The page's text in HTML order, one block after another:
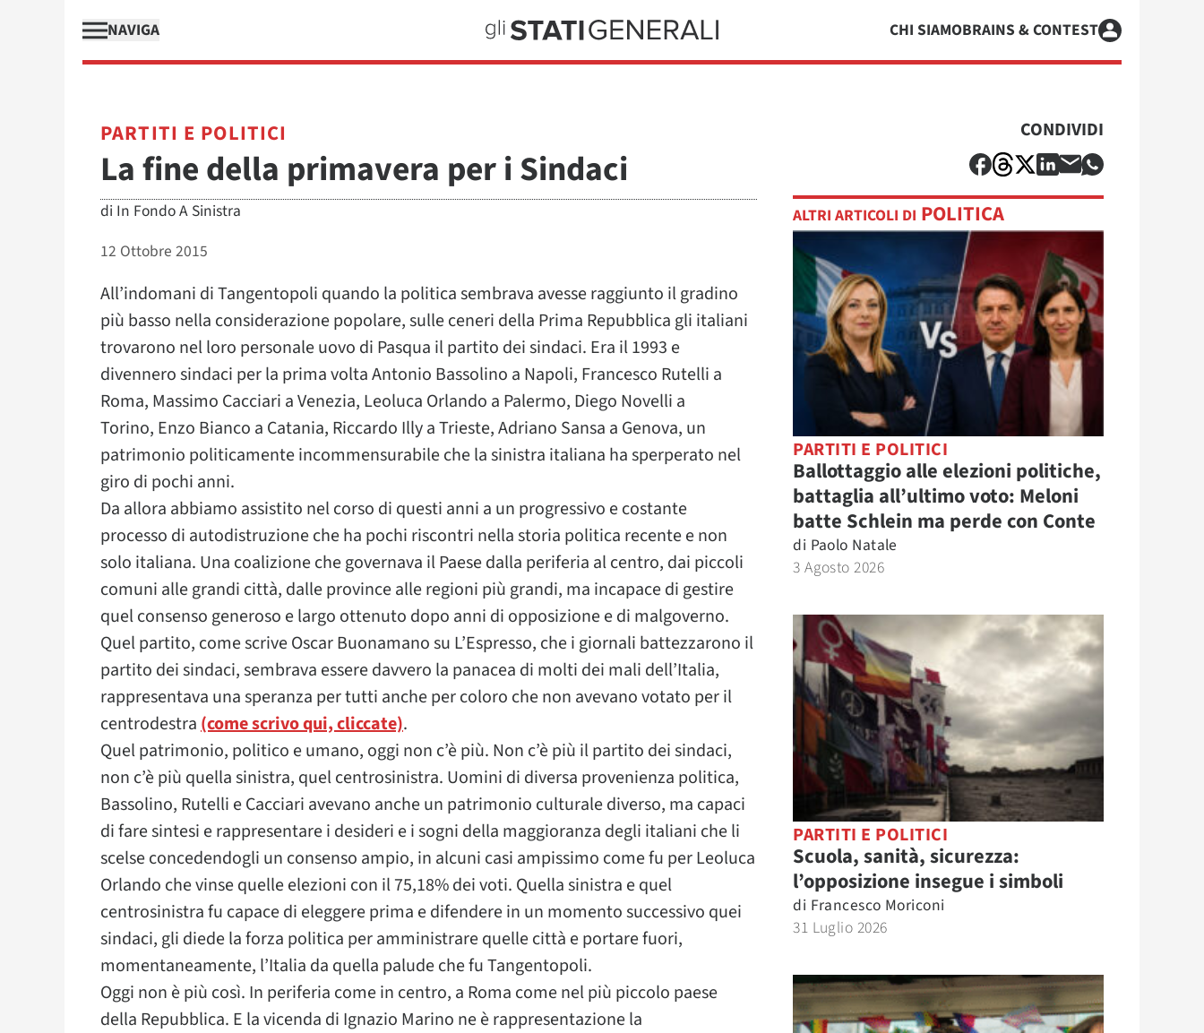
NAVIGA CHI SIAMOBRAINS & CONTEST
PARTITI E POLITICI
La fine della primavera per i Sindaci
di In Fondo A Sinistra
12 Ottobre 2015
All’indomani di Tangentopoli quando la politica sembrava avesse raggiunto il gradino
più basso nella considerazione popolare, sulle ceneri della Prima Repubblica gli italiani
trovarono nel loro personale uovo di Pasqua il partito dei sindaci. Era il 1993 e
divennero sindaci per la prima volta Antonio Bassolino a Napoli, Francesco Rutelli a
Roma, Massimo Cacciari a Venezia, Leoluca Orlando a Palermo, Diego Novelli a
Torino, Enzo Bianco a Catania, Riccardo Illy a Trieste, Adriano Sansa a Genova, un
patrimonio politicamente incommensurabile che la sinistra italiana ha sperperato nel
giro di pochi anni.
Da allora abbiamo assistito nel corso di questi anni a un progressivo e costante
processo di autodistruzione che ha pochi riscontri nella storia politica recente e non
solo italiana. Una coalizione che governava il Paese dalla periferia al centro, dai piccoli
comuni alle grandi città, dalle province alle regioni più grandi, ma incapace di gestire
quel consenso generoso e largo ottenuto dopo anni di opposizione e di malgoverno.
Quel partito, come scrive Oscar Buonamano su L’Espresso, che i giornali battezzarono il
partito dei sindaci, sembrava essere davvero la panacea di molti dei mali dell’Italia,
rappresentava una speranza per tutti anche per coloro che non avevano votato per il
centrodestra(come scrivo qui, cliccate).
Quel patrimonio, politico e umano, oggi non c’è più. Non c’è più il partito dei sindaci,
non c’è più quella sinistra, quel centrosinistra. Uomini di diversa provenienza politica,
Bassolino, Rutelli e Cacciari avevano anche un patrimonio culturale diverso, ma capaci
di fare sintesi e rappresentare i desideri e i sogni della maggioranza degli italiani che li
scelse concedendogli un consenso ampio, in alcuni casi ampissimo come fu per Leoluca
Orlando che vinse quelle elezioni con il 75,18% dei voti. Quella sinistra e quel
centrosinistra fu capace di eleggere prima e difendere in un momento successivo quei
sindaci, gli diede la forza politica per amministrare quelle città e portare fuori,
momentaneamente, l’Italia da quella palude che fu Tangentopoli.
Oggi non è più così. In periferia come in centro, a Roma come nel più piccolo paese
della Repubblica. E la vicenda di Ignazio Marino ne è rappresentazione la
CONDIVIDI
ALTRI ARTICOLI DI POLITICA
PARTITI E POLITICI
Ballottaggio alle elezioni politiche,
battaglia all’ultimo voto: Meloni
batte Schlein ma perde con Conte
di Paolo Natale
3 Agosto 2026
PARTITI E POLITICI
Scuola, sanità, sicurezza:
l’opposizione insegue i simboli
di Francesco Moriconi
31 Luglio 2026